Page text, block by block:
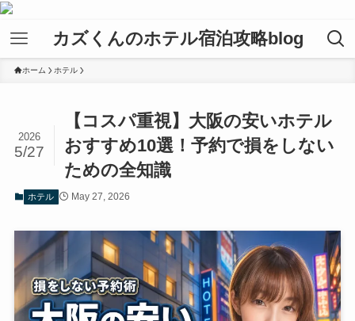
カズくんのホテル宿泊攻略blog
ホーム ホテル
【コスパ重視】大阪の安いホテル
おすすめ10選！予約で損をしない
ための全知識
2026
5/27
ホテル May 27, 2026